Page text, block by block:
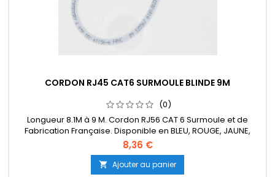
CORDON RJ45 CAT6 SURMOULE BLINDE 9M
(0)
Longueur 8.1M à 9 M. Cordon RJ56 CAT 6 Surmoule et de
Fabrication Française. Disponible en BLEU, ROUGE, JAUNE,
VERT, ORANGE, NOIR, VIOLET.
8,36 €
 Ajouter au panier